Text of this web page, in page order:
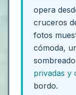
opera
cruceros
fotos
cómoda,
privadas y
bordo.